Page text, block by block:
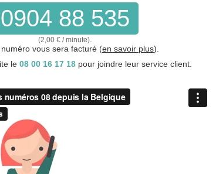
0904 88 535
(2,00 € / minute)
vous sera facturé (en savoir plus).
le 08 00 16 17 18pour joindre leur service client.